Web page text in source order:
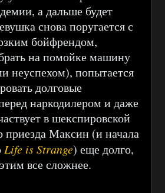
а дальше будет
снова поругается с
бойфрендом,
на помойке машину
неуспехом), попытается
долговые
наркодилером и даже
в шекспировской
приезда Максин (и начала
Life is Strange) еще долго,
все сложнее.